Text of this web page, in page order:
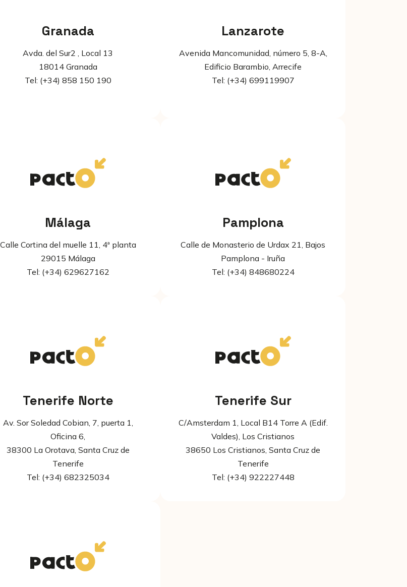
Granada
Avda. del Sur2 , Local 13
18014 Granada
Tel: (+34) 858 150 190
Lanzarote
Avenida Mancomunidad, número 5, 8-A,
Edificio Barambio, Arrecife
Tel: (+34) 699119907
Málaga
Calle Cortina del muelle 11, 4ª planta
29015 Málaga
Tel: (+34) 629627162
Pamplona
Calle de Monasterio de Urdax 21, Bajos
Pamplona - Iruña
Tel: (+34) 848680224
Tenerife Norte
Av. Sor Soledad Cobian, 7, puerta 1,
Oficina 6,
38300 La Orotava, Santa Cruz de
Tenerife
Tel: (+34) 682325034
Tenerife Sur
C/Amsterdam 1, Local B14 Torre A (Edif.
Valdes), Los Cristianos
38650 Los Cristianos, Santa Cruz de
Tenerife
Tel: (+34) 922227448